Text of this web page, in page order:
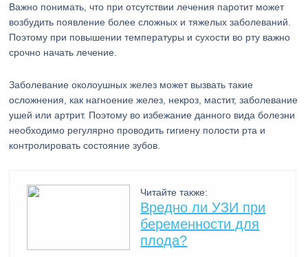
Важно понимать, что при отсутствии лечения паротит может
возбудить появление более сложных и тяжелых заболеваний.
Поэтому при повышении температуры и сухости во рту важно
срочно начать лечение.
Заболевание околоушных желез может вызвать такие
осложнения, как нагноение желез, некроз, мастит, заболевание
ушей или артрит. Поэтому во избежание данного вида болезни
необходимо регулярно проводить гигиену полости рта и
контролировать состояние зубов.
Читайте также:
Вредно ли УЗИ при
беременности для
плода?